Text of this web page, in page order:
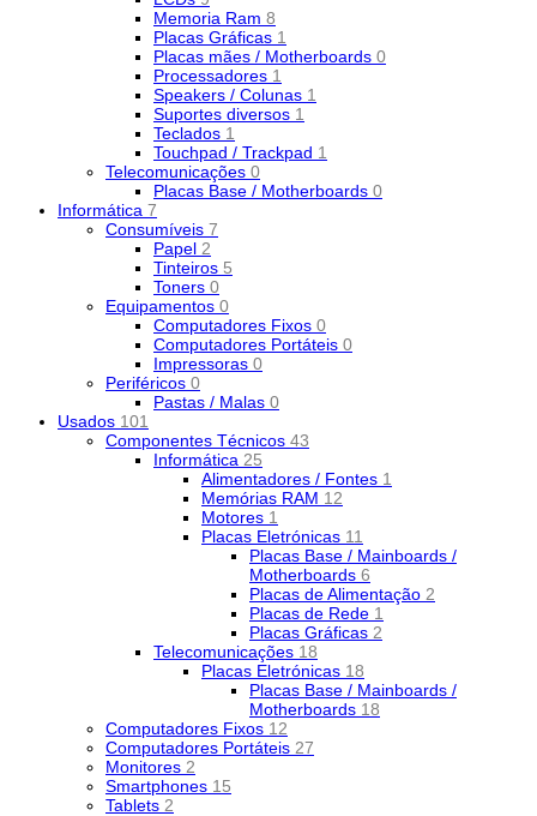
Memoria Ram 8
Placas Gráficas 1
Placas mães / Motherboards 0
Processadores 1
Speakers / Colunas 1
Suportes diversos 1
Teclados 1
Touchpad / Trackpad 1
Telecomunicações 0
Placas Base / Motherboards 0
Informática 7
Consumíveis 7
Papel 2
Tinteiros 5
Toners 0
Equipamentos 0
Computadores Fixos 0
Computadores Portáteis 0
Impressoras 0
Periféricos 0
Pastas / Malas 0
Usados 101
Componentes Técnicos 43
Informática 25
Alimentadores / Fontes 1
Memórias RAM 12
Motores 1
Placas Eletrónicas 11
Placas Base / Mainboards /
Motherboards 6
Placas de Alimentação 2
Placas de Rede 1
Placas Gráficas 2
Telecomunicações 18
Placas Eletrónicas 18
Placas Base / Mainboards /
Motherboards 18
Computadores Fixos 12
Computadores Portáteis 27
Monitores 2
Smartphones 15
Tablets 2